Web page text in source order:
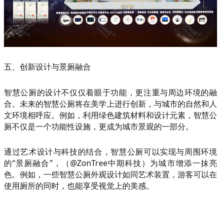
五、创新设计与景厕融合
智慧公厕的设计不仅仅着眼于功能，更注重与周边环境的融
合。未来的智慧公厕将在美学上进行创新，与城市的自然和人
文环境相呼应。例如，利用绿色建筑材料和设计元素，智慧公
厕不仅是一个功能性设施，更成为城市景观的一部分。
通过艺术设计与科技的结合，智慧公厕可以实现与周围环境
的“景厕融合”，（@ZonTree中期科技）为城市增添一抹亮
色。例如，一些智慧公厕外观设计如同艺术装置，游客可以在
使用厕所的同时，也能享受视觉上的美感。